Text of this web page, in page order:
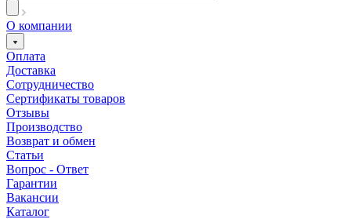
О компании
Оплата
Доставка
Сотрудничество
Сертификаты товаров
Отзывы
Производство
Возврат и обмен
Статьи
Вопрос - Ответ
Гарантии
Вакансии
Каталог